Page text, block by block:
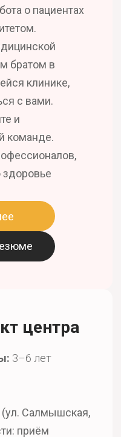
о пациентах
братом в
клинике,
с вами.
и
команде.
центра
3–6 лет
(ул. Салмышская,
приём